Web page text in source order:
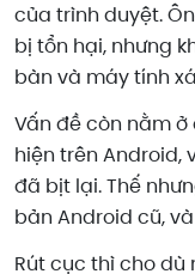
của trình duyệt.
bị tổn hại, nhưng
bàn và máy tính
Vấn đề còn nằm ở
hiện trên Android,
đã bịt lại. Thế
bản Android cũ,
Rút cục thì cho